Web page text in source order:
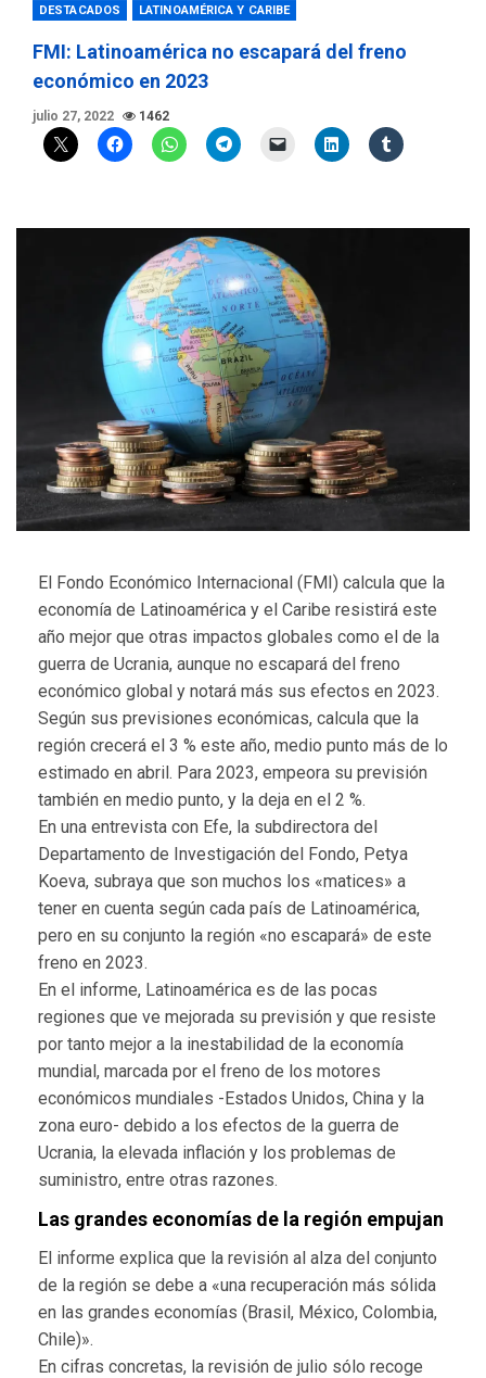
DESTACADOS LATINOAMÉRICA Y CARIBE
FMI: Latinoamérica no escapará del freno
económico en 2023
julio 27, 2022 1462
El Fondo Económico Internacional (FMI) calcula que la
economía de Latinoamérica y el Caribe resistirá este
año mejor que otras impactos globales como el de la
guerra de Ucrania, aunque no escapará del freno
económico global y notará más sus efectos en 2023.
Según sus previsiones económicas, calcula que la
región crecerá el 3 % este año, medio punto más de lo
estimado en abril. Para 2023, empeora su previsión
también en medio punto, y la deja en el 2 %.
En una entrevista con Efe, la subdirectora del
Departamento de Investigación del Fondo, Petya
Koeva, subraya que son muchos los «matices» a
tener en cuenta según cada país de Latinoamérica,
pero en su conjunto la región «no escapará» de este
freno en 2023.
En el informe, Latinoamérica es de las pocas
regiones que ve mejorada su previsión y que resiste
por tanto mejor a la inestabilidad de la economía
mundial, marcada por el freno de los motores
económicos mundiales -Estados Unidos, China y la
zona euro- debido a los efectos de la guerra de
Ucrania, la elevada inflación y los problemas de
suministro, entre otras razones.
Las grandes economías de la región empujan
El informe explica que la revisión al alza del conjunto
de la región se debe a «una recuperación más sólida
en las grandes economías (Brasil, México, Colombia,
Chile)».
En cifras concretas, la revisión de julio sólo recoge